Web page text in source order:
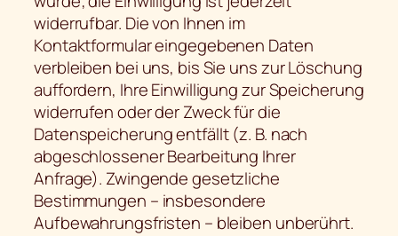
widerrufbar. Die von Ihnen im
Kontaktformular eingegebenen Daten
verbleiben bei uns, bis Sie uns zur Löschung
auffordern, Ihre Einwilligung zur Speicherung
widerrufen oder der Zweck für die
Datenspeicherung entfällt (z. B. nach
abgeschlossener Bearbeitung Ihrer
Anfrage). Zwingende gesetzliche
Bestimmungen – insbesondere
Aufbewahrungsfristen – bleiben unberührt.